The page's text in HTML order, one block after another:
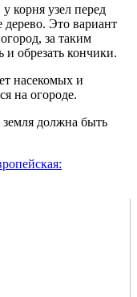
корня узел перед
дерево. Это вариант
за таким
и обрезать кончики.
насекомых и
на огороде.
должна быть